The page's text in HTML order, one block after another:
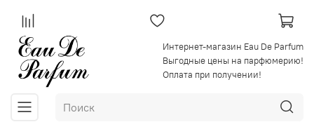
Интернет-магазин Eau De Parfum
Выгодные цены на парфюмерию!
Оплата при получении!